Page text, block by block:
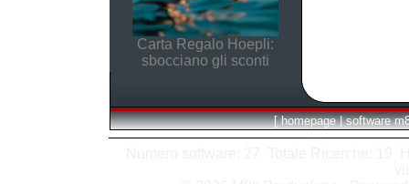
Carta Regalo Hoepli:
sbocciano gli sconti
[ homepage | software